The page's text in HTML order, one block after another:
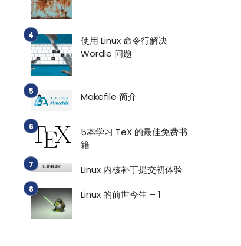
使用 Linux 命令行解决
Wordle 问题
Makefile 简介
5本学习 TeX 的最佳免费书
籍
Linux 内核补丁提交初体验
Linux 的前世今生 – 1